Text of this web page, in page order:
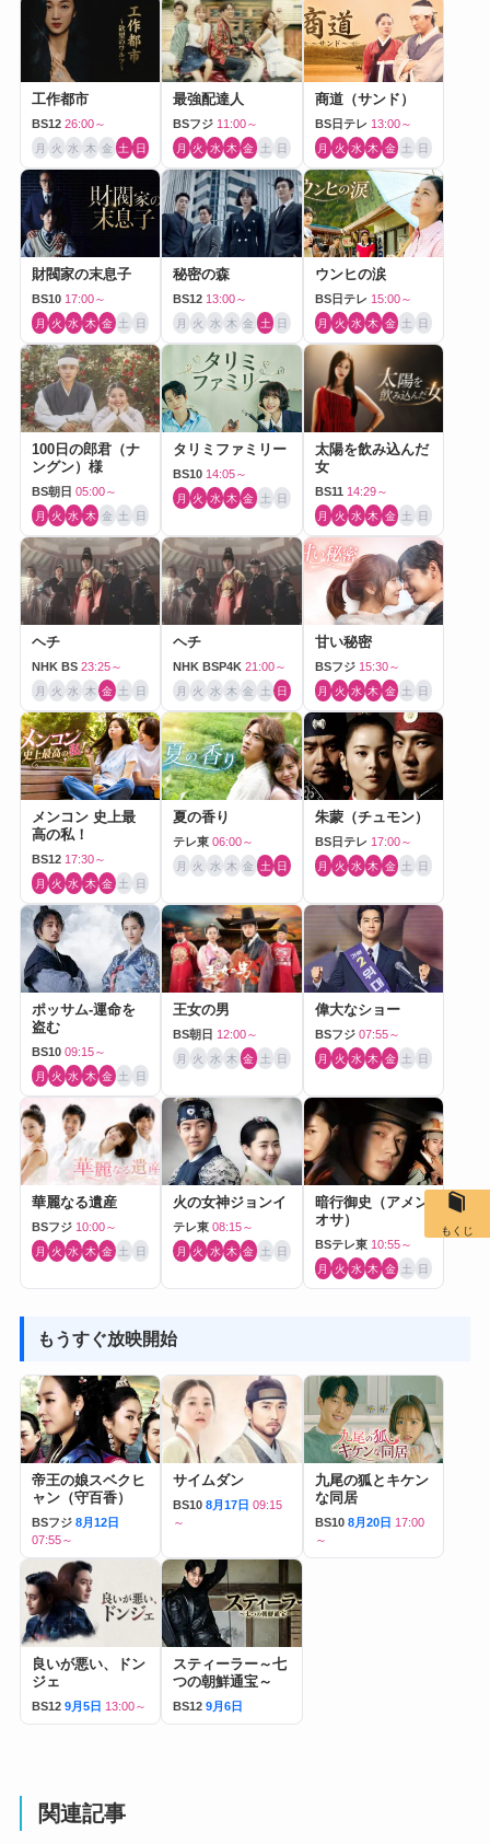
工作都市
BS12 26:00～
月 火 水 木 金 土 日
最強配達人
BSフジ 11:00～
月 火 水 木 金 土 日
商道（サンド）
BS日テレ 13:00～
月 火 水 木 金 土 日
財閥家の末息子
BS10 17:00～
月 火 水 木 金 土 日
秘密の森
BS12 13:00～
月 火 水 木 金 土 日
ウンヒの涙
BS日テレ 15:00～
月 火 水 木 金 土 日
100日の郎君（ナ
ングン）様
BS朝日 05:00～
月 火 水 木 金 土 日
タリミファミリー
BS10 14:05～
月 火 水 木 金 土 日
太陽を飲み込んだ
女
BS11 14:29～
月 火 水 木 金 土 日
ヘチ
NHK BS 23:25～
月 火 水 木 金 土 日
ヘチ
NHK BSP4K 21:00～
月 火 水 木 金 土 日
甘い秘密
BSフジ 15:30～
月 火 水 木 金 土 日
メンコン 史上最
高の私！
BS12 17:30～
月 火 水 木 金 土 日
夏の香り
テレ東 06:00～
月 火 水 木 金 土 日
朱蒙（チュモン）
BS日テレ 17:00～
月 火 水 木 金 土 日
ポッサム-運命を
盗む
BS10 09:15～
月 火 水 木 金 土 日
王女の男
BS朝日 12:00～
月 火 水 木 金 土 日
偉大なショー
BSフジ 07:55～
月 火 水 木 金 土 日
華麗なる遺産
BSフジ 10:00～
月 火 水 木 金 土 日
火の女神ジョンイ
テレ東 08:15～
月 火 水 木 金 土 日
暗行御史（アメン
オサ）
BSテレ東 10:55～
月 火 水 木 金 土 日
もうすぐ放映開始
帝王の娘スベクヒ
ャン（守百香）
BSフジ 8月12日
07:55～
サイムダン
BS10 8月17日 09:15
～
九尾の狐とキケン
な同居
BS10 8月20日 17:00
～
良いが悪い、ドン
ジェ
BS12 9月5日 13:00～
スティーラー～七
つの朝鮮通宝～
BS12 9月6日
関連記事
もくじ